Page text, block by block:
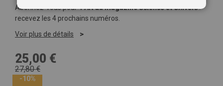
Abonnez-vous pour1 AN au magazineScience et Univers:
recevez les 4 prochains numéros.
Voir plus de détails
25,00 €
27,80 €
-10%